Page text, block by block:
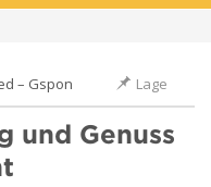
– Gspon Lage
und Genuss